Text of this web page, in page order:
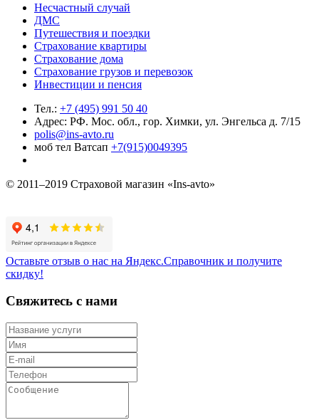
Несчастный случай
ДМС
Путешествия и поездки
Страхование квартиры
Страхование дома
Страхование грузов и перевозок
Инвестиции и пенсия
Тел.: +7 (495) 991 50 40
Адрес: РФ. Мос. обл., гор. Химки, ул. Энгельса д. 7/15
polis@ins-avto.ru
моб тел Ватсап +7(915)0049395
© 2011–2019 Страховой магазин «Ins-avto»
Оставьте отзыв о нас на Яндекс.Справочник и получите
скидку!
Свяжитесь с нами